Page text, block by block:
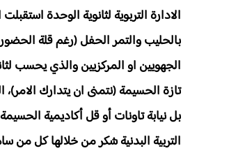
بالحليب والتمر الحفل (رغم قلة
الجهويين او المركزيين والذي يحسب
تازة الحسيمة (نتمنى ان يتدارك الامر)،
بل نيابة تاونات أو قل أكاديمية
التربية البدنية شكر من خلالها كل